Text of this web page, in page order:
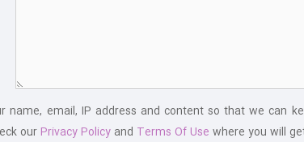
name, email, IP address and content so that we can
ourPrivacy Policyand Terms Of Use where you will